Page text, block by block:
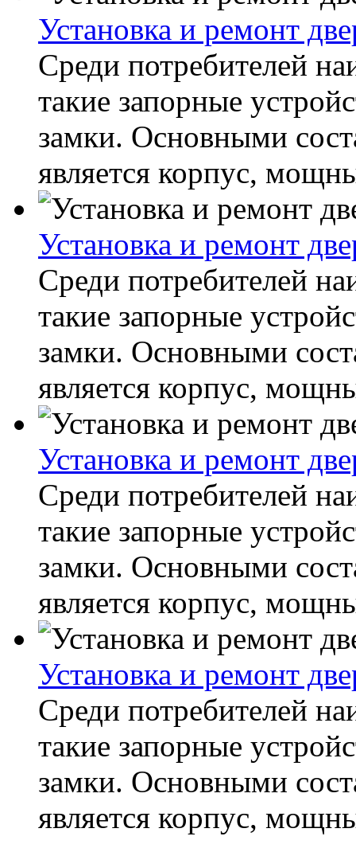
Установка и ремонт
Среди потребителей
такие запорные
замки. Основными
является корпус,
Установка и ремонт
Среди потребителей
такие запорные
замки. Основными
является корпус,
Установка и ремонт
Среди потребителей
такие запорные
замки. Основными
является корпус,
Установка и ремонт
Среди потребителей
такие запорные
замки. Основными
является корпус,